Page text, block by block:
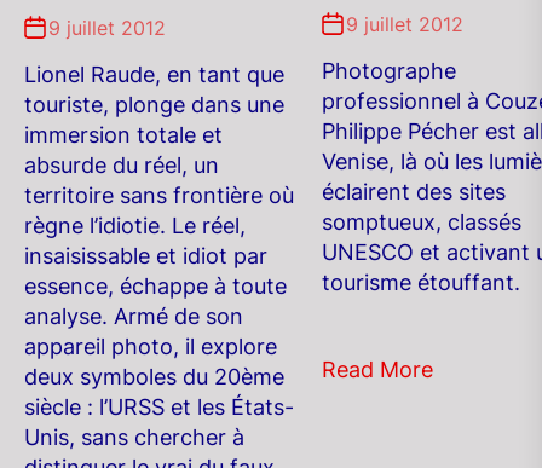
9 juillet 2012
Lionel Raude, en tant que
touriste, plonge dans une
immersion totale et
absurde du réel, un
territoire sans frontière où
règne l’idiotie. Le réel,
insaisissable et idiot par
essence, échappe à toute
analyse. Armé de son
appareil photo, il explore
deux symboles du 20ème
siècle : l’URSS et les États-
Unis, sans chercher à
9 juillet 2012
Photographe
professionnel à
Philippe Pécher est
Venise, là où les
éclairent des sites
somptueux, classés
UNESCO et activant
tourisme étouffant.
Read More